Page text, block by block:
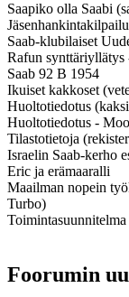
Saapiko olla Saabi
Jäsenhankintakilpailu
Saab-klubilaiset
Rafun synttäriyllätys
Saab 92 B 1954
Ikuiset kakkoset
Huoltotiedotus
Huoltotiedotus -
Tilastotietoja
Israelin Saab-kerho
Eric ja erämaaralli
Maailman nopein
Turbo)
Toimintasuunnitelma
Foorumin